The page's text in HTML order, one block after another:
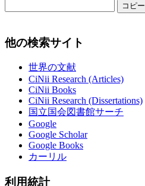
コピー
他の検索サイト
世界の文献
CiNii Research (Articles)
CiNii Books
CiNii Research (Dissertations)
国立国会図書館サーチ
Google
Google Scholar
Google Books
カーリル
利用統計